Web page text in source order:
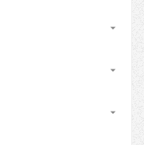


